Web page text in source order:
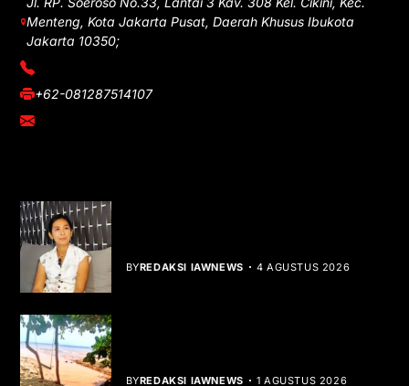
Menteng, Kota Jakarta Pusat, Daerah Khusus Ibukota
Jakarta 10350;
(021) 3908026
+62-081287514107
adm@iawnews.com
BYREDAKSI IAWNEWS 4 AGUSTUS 2026
BYREDAKSI IAWNEWS 1 AGUSTUS 2026